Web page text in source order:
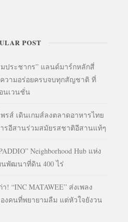
POST
มประชากร” แลนด์มาร์กหลักสี่
วามอร่อยครบจบทุกสัญชาติ ที่
นเวนชั่น
พรส์ เดินเกมส์ลงตลาดอาหารไทย
รอีสานร่วมสมัยรสชาติอีสานแท้ๆ
Neighborhood Hub แห่ง
พัฒนาที่ดิน 400 ไร่
! “INC MATAWEE” ส่งเพลง
งคนที่พยายามลืม แต่หัวใจยังวน